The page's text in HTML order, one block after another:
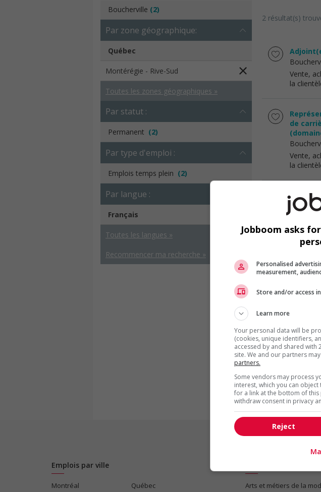
Boucherville (2)
Par zone géographique:
Québec
Montérégie - Rive-Sud
Toutes les zones géographiques »
Par statut :
Permanent (2)
Par type d'emploi :
Emplois temps plein (2)
Par langue :
Français
Toutes les langues »
Recommencer ma recherche »
2 résultat(s)
Vente,
la
de
Vente,
la
pleine
(disponibilité
Conseiller
1 - 2 de 2 résultats
Emplois par ville
Montréal
Québec
Arts et métiers de la
Jobboom asks
Personalised
measurement,
Store and/or access
Learn more
Your personal data will be
(cookies, unique identifiers,
accessed by and shared with
site. We and our partners
partners.
Some vendors may process
interest, which you can
for a link at the bottom of
withdraw consent in privacy
Reject